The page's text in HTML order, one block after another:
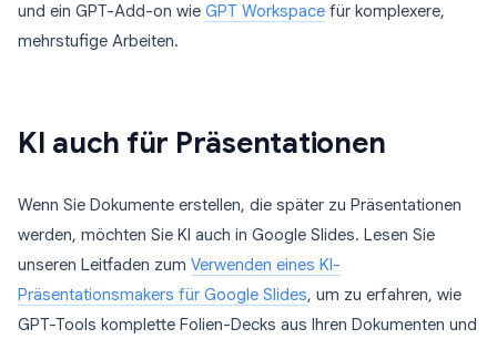
und ein GPT-Add-on wie GPT Workspace für komplexere,
mehrstufige Arbeiten.
KI auch für Präsentationen
Wenn Sie Dokumente erstellen, die später zu Präsentationen
werden, möchten Sie KI auch in Google Slides. Lesen Sie
unseren Leitfaden zum Verwenden eines KI-
Präsentationsmakers für Google Slides, um zu erfahren, wie
GPT-Tools komplette Folien-Decks aus Ihren Dokumenten und